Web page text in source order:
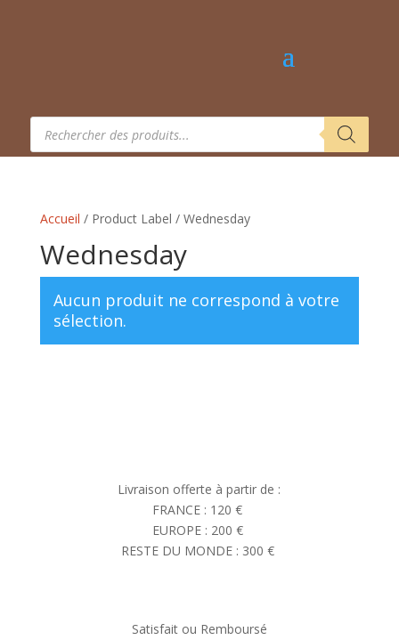
Recherche
produits
Accueil / Product Label / Wednesday
Wednesday
Aucun produit ne correspond à votre
sélection.
Livraison offerte à partir de :
FRANCE : 120 €
EUROPE : 200 €
RESTE DU MONDE : 300 €
Satisfait ou Remboursé